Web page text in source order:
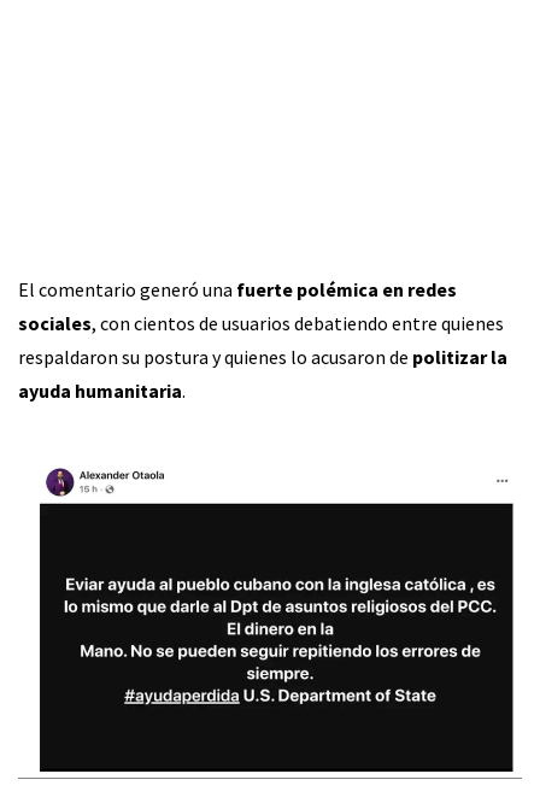
El comentario generó una fuerte polémica en redes
sociales, con cientos de usuarios debatiendo entre quienes
respaldaron su postura y quienes lo acusaron de politizar la
ayuda humanitaria.